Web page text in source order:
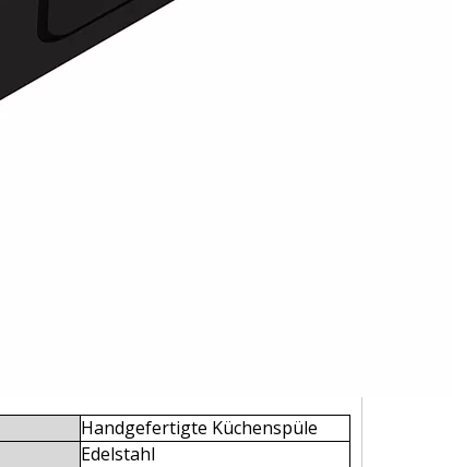
Handgefertigte Küchenspüle
Edelstahl